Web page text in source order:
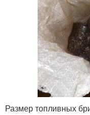
Размер топливных